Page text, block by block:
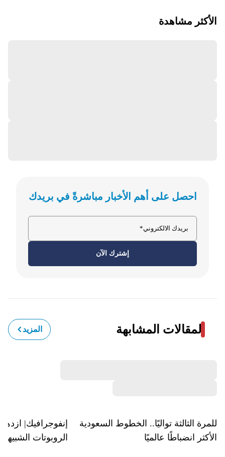
الأكثر مشاهدة
احصل على أهم الأخبار مباشرةً في بريدك
إشترك الآن
المقالات المشابهة المزيد
للمرة الثالثة تواليًا.. الخطوط السعودية
الأكثر انضباطًا عالميًا
إنفوجرافيك|
الروبوتات